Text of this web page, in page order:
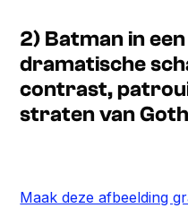
2) Batman in
dramatische
contrast,
straten van
Maak deze afbeelding